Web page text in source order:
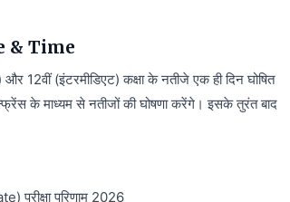
& Time
12वीं (इंटरमीडिएट) कक्षा के नतीजे एक ही दिन घोषित
के माध्यम से नतीजों की घोषणा करेंगे। इसके तुरंत बाद
परीक्षा परिणाम 2026